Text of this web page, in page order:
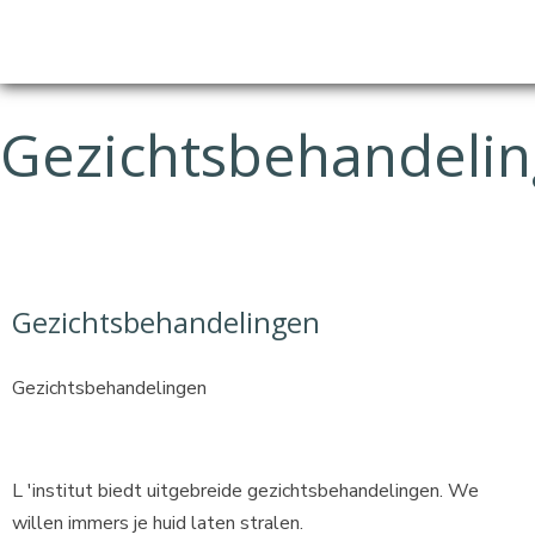
Gezichtsbehandelingen
Gezichtsbehandelingen
L 'institut biedt uitgebreide gezichtsbehandelingen. We
willen immers je huid laten stralen.